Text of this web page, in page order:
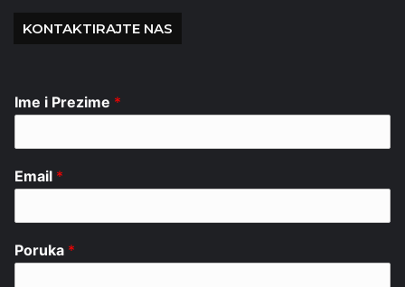
KONTAKTIRAJTE NAS
Ime i Prezime *
Email *
Poruka *